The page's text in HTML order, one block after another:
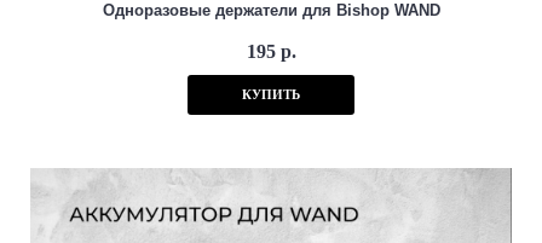
Одноразовые держатели для Bishop WAND
195 р.
КУПИТЬ